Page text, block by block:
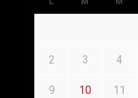
2 3 4
9 10 11